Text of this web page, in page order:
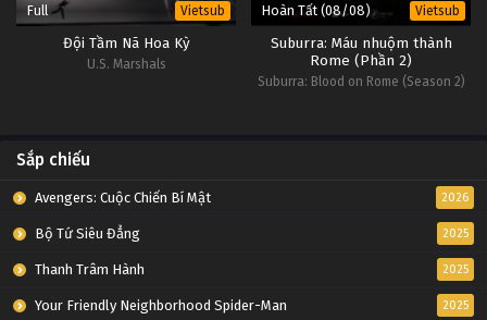
Full Vietsub
Đội Tầm Nã Hoa Kỳ
U.S. Marshals
Hoàn Tất (08/08) Vietsub
Suburra: Máu nhuộm thành
Rome (Phần 2)
Suburra: Blood on Rome (Season 2)
Sắp chiếu
Avengers: Cuộc Chiến Bí Mật 2026
Bộ Tứ Siêu Đẳng 2025
Thanh Trâm Hành 2025
Your Friendly Neighborhood Spider-Man 2025